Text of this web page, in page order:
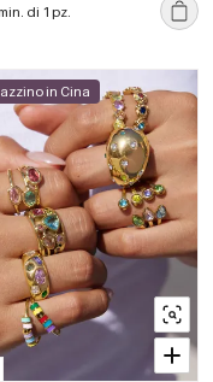
color oro con
di 1 pz.
in Cina